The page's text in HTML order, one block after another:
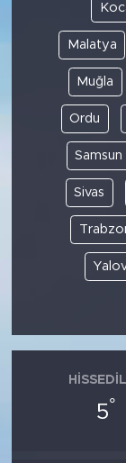
Malatya
Muğla
Ordu
Samsun
Sivas
5°